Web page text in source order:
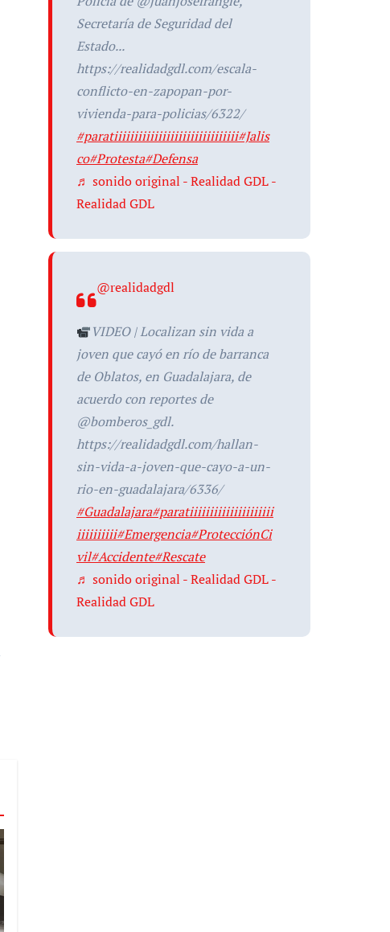
Secretaría de Seguridad del
Estado...
https://realidadgdl.com/escala-
conflicto-en-zapopan-por-
vivienda-para-policias/6322/
#paratiiiiiiiiiiiiiiiiiiiiiiiiiiiiiii#Jalis
co#Protesta#Defensa
♬ sonido original - Realidad GDL -
Realidad GDL
@realidadgdl
VIDEO | Localizan sin vida a
joven que cayó en río de barranca
de Oblatos, en Guadalajara, de
acuerdo con reportes de
@bomberos_gdl.
https://realidadgdl.com/hallan-
sin-vida-a-joven-que-cayo-a-un-
rio-en-guadalajara/6336/
#Guadalajara#paratiiiiiiiiiiiiiiiiiiiii
iiiiiiiiii#Emergencia#ProtecciónCi
vil#Accidente#Rescate
♬ sonido original - Realidad GDL -
Realidad GDL